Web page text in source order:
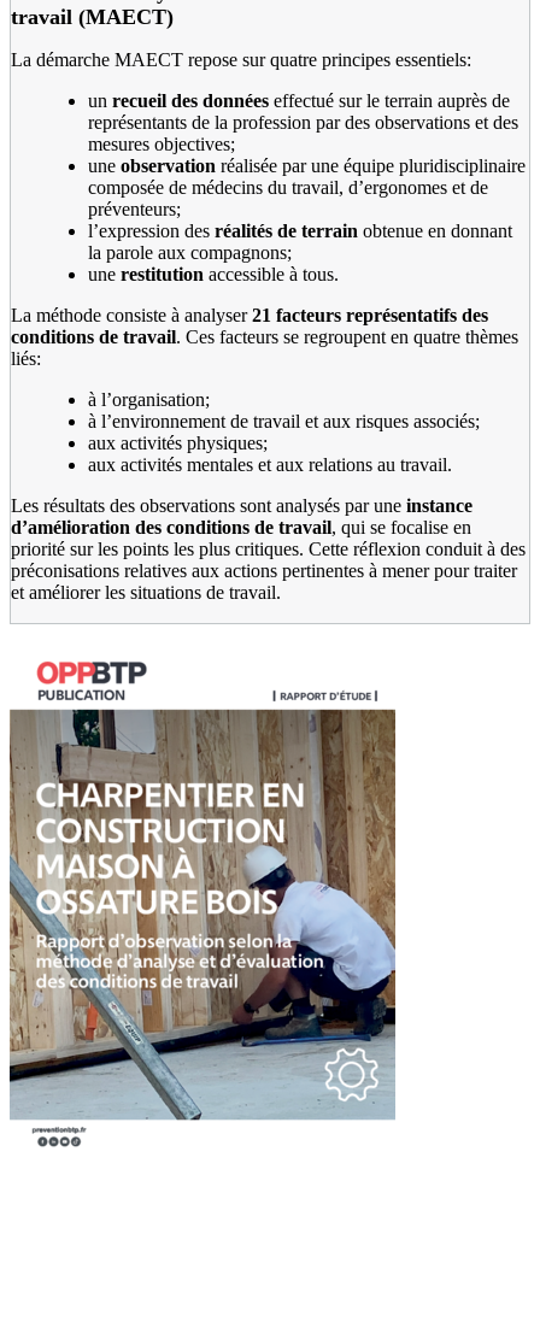
travail (MAECT)
La démarche MAECT repose sur quatre principes essentiels:
un recueil des données effectué sur le terrain auprès de
représentants de la profession par des observations et des
mesures objectives;
une observation réalisée par une équipe pluridisciplinaire
composée de médecins du travail, d’ergonomes et de
préventeurs;
l’expression des réalités de terrain obtenue en donnant
la parole aux compagnons;
une restitution accessible à tous.
La méthode consiste à analyser21 facteurs représentatifs des
conditions de travail. Ces facteurs se regroupent en quatre thèmes
liés:
à l’organisation;
à l’environnement de travail et aux risques associés;
aux activités physiques;
aux activités mentales et aux relations au travail.
Les résultats des observations sont analysés par une instance
d’amélioration des conditions de travail, qui se focalise en
priorité sur les points les plus critiques. Cette réflexion conduit à des
préconisations relatives aux actions pertinentes à mener pour traiter
et améliorer les situations de travail.